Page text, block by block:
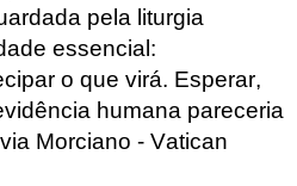
pela liturgia
essencial:
o que virá. Esperar,
humana pareceria
Morciano - Vatican